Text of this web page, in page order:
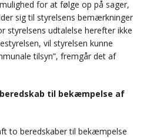
for at følge op på sager,
sig til styrelsens bemærkninger
styrelsens udtalelse herefter ikke
vil styrelsen kunne
tilsyn”, fremgår det af
til bekæmpelse af
to beredskaber til bekæmpelse